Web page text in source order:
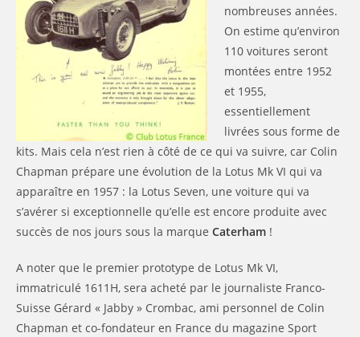
nombreuses années.
On estime qu’environ
110 voitures seront
montées entre 1952
et 1955,
essentiellement
livrées sous forme de
kits. Mais cela n’est rien à côté de ce qui va suivre, car Colin
Chapman prépare une évolution de la Lotus Mk VI qui va
apparaître en 1957 : la Lotus Seven, une voiture qui va
s’avérer si exceptionnelle qu’elle est encore produite avec
succès de nos jours sous la marque Caterham !
A noter que le premier prototype de Lotus Mk VI,
immatriculé 1611H, sera acheté par le journaliste Franco-
Suisse Gérard « Jabby » Crombac, ami personnel de Colin
Chapman et co-fondateur en France du magazine Sport